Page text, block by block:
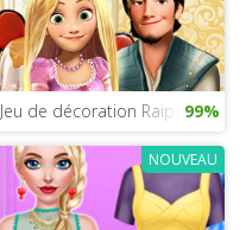
Jeu de décoration Raiponce
99%
NOUVEAU